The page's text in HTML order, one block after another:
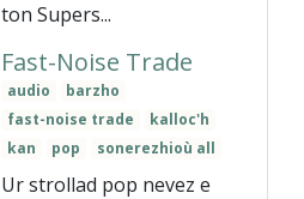
ton Supers...
Fast-Noise Trade
audio
barzho
fast-noise trade
kalloc'h
kan
pop sonerezhioù all
Ur strollad pop nevez e